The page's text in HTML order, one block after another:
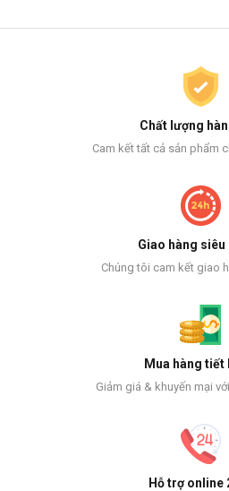
Chất lượng
Cam kết tất cả sản phẩm
Giao hàng siêu
Chúng tôi cam kết giao
Mua hàng tiết
Giảm giá & khuyến mại
Hỗ trợ online